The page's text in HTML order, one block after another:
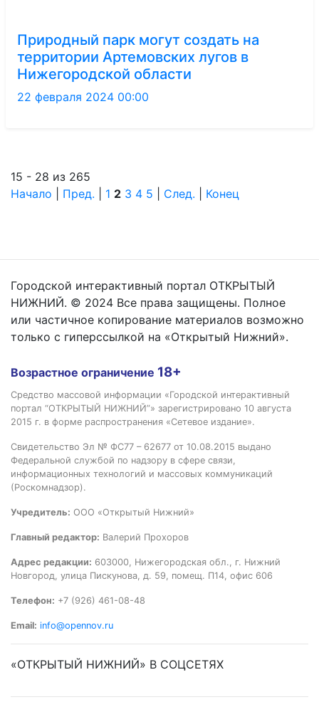
Природный парк могут создать на
территории Артемовских лугов в
Нижегородской области
22 февраля 2024 00:00
15 - 28 из 265
Начало
Пред. 1 2 3 4 5 След. Конец
Городской интерактивный портал ОТКРЫТЫЙ
НИЖНИЙ. © 2024 Все права защищены. Полное
или частичное копирование материалов возможно
только с гиперссылкой на «Открытый Нижний».
Возрастное ограничение 18+
Средство массовой информации «Городской интерактивный
портал “ОТКРЫТЫЙ НИЖНИЙ”» зарегистрировано 10 августа
2015 г. в форме распространения «Сетевое издание».
Свидетельство Эл № ФС77 – 62677 от 10.08.2015 выдано
Федеральной службой по надзору в сфере связи,
информационных технологий и массовых коммуникаций
(Роскомнадзор).
Учредитель: ООО «Открытый Нижний»
Главный редактор: Валерий Прохоров
Адрес редакции: 603000, Нижегородская обл., г. Нижний
Новгород, улица Пискунова, д. 59, помещ. П14, офис 606
Телефон: +7 (926) 461-08-48
Email: info@opennov.ru
«ОТКРЫТЫЙ НИЖНИЙ» В СОЦСЕТЯХ